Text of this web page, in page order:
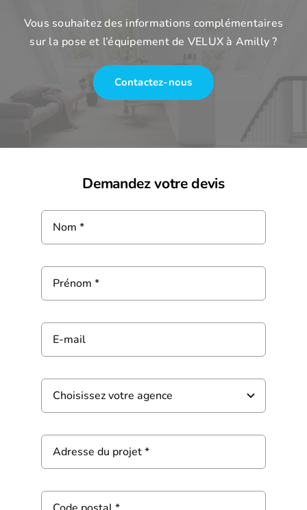
Vous souhaitez des informations complémentaires
sur la pose et l’équipement de VELUX à Amilly ?
Contactez-nous
Demandez votre devis